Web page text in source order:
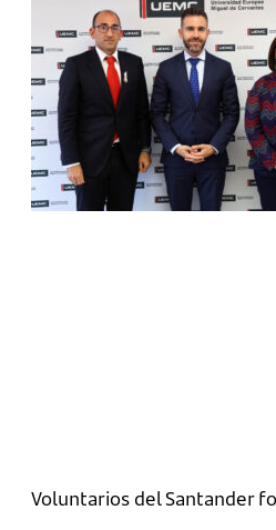
Voluntarios del Santander